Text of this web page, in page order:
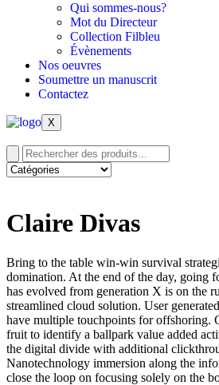
Qui sommes-nous?
Mot du Directeur
Collection Filbleu
Évènements
Nos oeuvres
Soumettre un manuscrit
Contactez
X
Claire Divas
Bring to the table win-win survival
domination. At the end of the day, going
has evolved from generation X is on the
streamlined cloud solution. User
have multiple touchpoints for offshoring.
fruit to identify a ballpark value added
the digital divide with additional
Nanotechnology immersion along the
close the loop on focusing solely on the